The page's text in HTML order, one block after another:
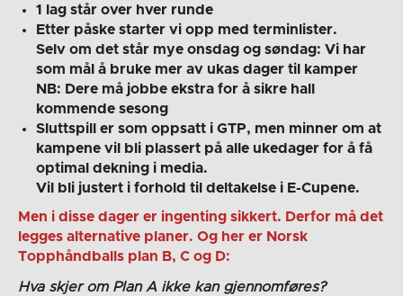
1 lag står over hver runde
Etter påske starter vi opp med terminlister.
Selv om det står mye onsdag og søndag: Vi har
som mål å bruke mer av ukas dager til kamper
NB: Dere må jobbe ekstra for å sikre hall
kommende sesong
Sluttspill er som oppsatt i GTP, men minner om at
kampene vil bli plassert på alle ukedager for å få
optimal dekning i media.
Vil bli justert i forhold til deltakelse i E-Cupene.
Men i disse dager er ingenting sikkert. Derfor må det
legges alternative planer. Og her er Norsk
Topphåndballs plan B, C og D:
Hva skjer om Plan A ikke kan gjennomføres?